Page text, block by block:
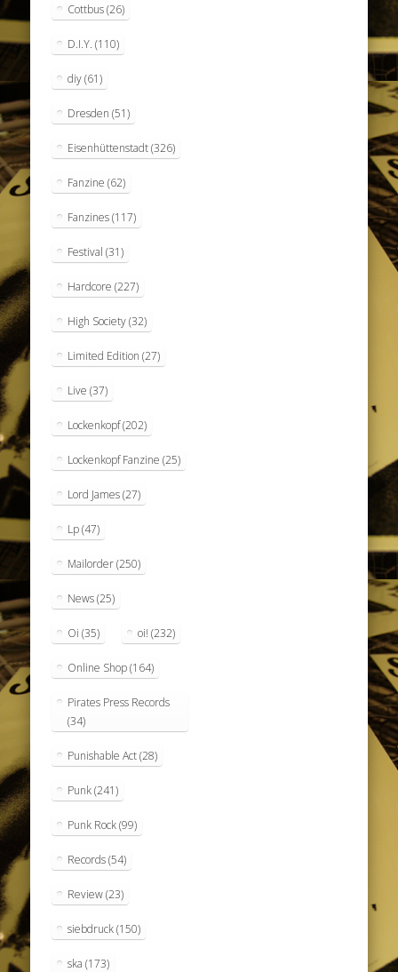
Cottbus(26)
D.I.Y. (110)
diy(61)
Dresden (51)
Eisenhüttenstadt(326)
Fanzine (62)
Fanzines(117)
Festival (31)
Hardcore (227)
High Society(32)
Limited Edition (27)
Live (37)
Lockenkopf(202)
Lockenkopf Fanzine (25)
Lord James(27)
Lp(47)
Mailorder(250)
News(25)
Oi (35) oi! (232)
Online Shop(164)
Pirates Press Records
(34)
Punishable Act(28)
Punk(241)
Punk Rock(99)
Records(54)
Review(23)
siebdruck(150)
ska (173)